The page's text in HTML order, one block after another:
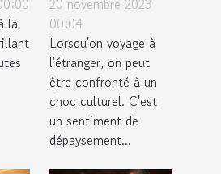
la
lors d'un
voyage
20 novembre 2023
00:04
Lorsqu'on voyage à
l'étranger, on peut
être confronté à un
choc culturel. C'est
un sentiment de
dépaysement...